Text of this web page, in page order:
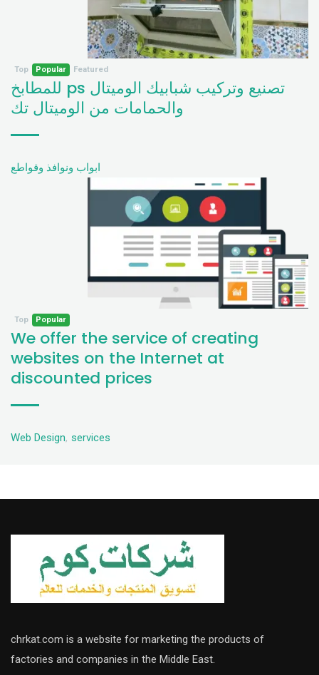
Featured
Popular
Top
تصنيع وتركيب شبابيك الوميتال ps للمطابخ
والحمامات من الوميتال تك
ابواب ونوافذ وقواطع
Popular
Top
We offer the service of creating
websites on the Internet at
discounted prices
Web Design, services
chrkat.com is a website for marketing the products of
factories and companies in the Middle East.